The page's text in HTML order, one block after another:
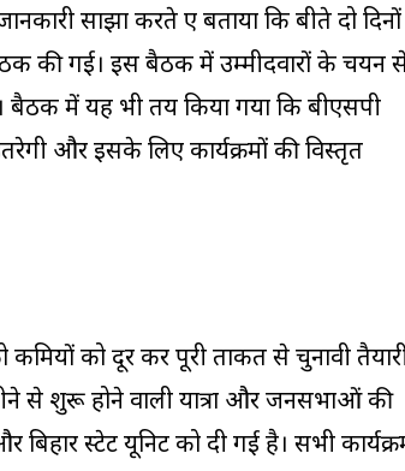
साझा करते हुए बताया कि बीते दो दिनों
की गई। इस बैठक में उम्मीदवारों के चयन
बैठक में यह भी तय किया गया कि बीएसपी
और इसके लिए कार्यक्रमों की विस्तृत
कमियों को दूर कर पूरी ताकत से चुनावी
से शुरू होने वाली यात्रा और जनसभाओं की
स्टेट यूनिट को दी गई है। सभी